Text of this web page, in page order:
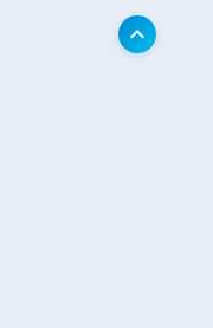
keyboard_arrow_up